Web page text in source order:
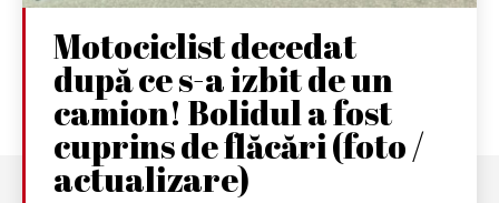
Motociclist decedat
după ce s-a izbit de un
camion! Bolidul a fost
cuprins de flăcări (foto /
actualizare)